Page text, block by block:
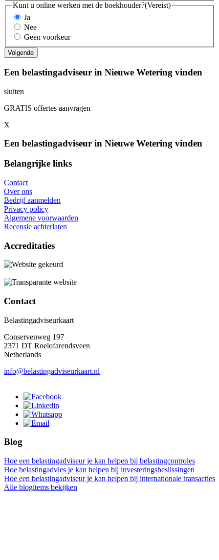
Kunt u online werken met de boekhouder?(Vereist)
Ja
Nee
Geen voorkeur
Een belastingadviseur in Nieuwe Wetering vinden
sluiten
GRATIS offertes aanvragen
X
Een belastingadviseur in Nieuwe Wetering vinden
Belangrijke links
Contact
Over ons
Bedrijf aanmelden
Privacy policy
Algemene voorwaarden
Recensie achterlaten
Accreditaties
Contact
Belastingadviseurkaart
Conservenweg 197
2371 DT Roelofarendsveen
Netherlands
info@belastingadviseurkaart.nl
Blog
Hoe een belastingadviseur je kan helpen bij belastingcontroles
Hoe belastingadvies je kan helpen bij investeringsbeslissingen
Hoe een belastingadviseur je kan helpen bij internationale transacties
Alle blogitems bekijken